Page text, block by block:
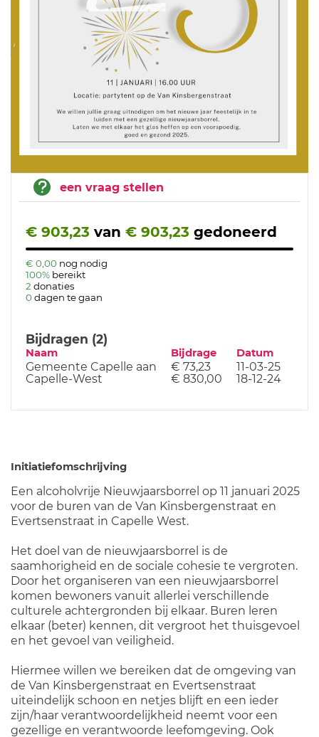
een vraag stellen
€ 903,23 van € 903,23 gedoneerd
€ 0,00 nog nodig
100% bereikt
2 donaties
0 dagen te gaan
Bijdragen (2)
Naam Bijdrage Datum
Gemeente Capelle aan € 73,23
11-03-25
Capelle-West
€ 830,00 18-12-24
Initiatiefomschrijving
Een alcoholvrije Nieuwjaarsborrel op 11 januari 2025
voor de buren van de Van Kinsbergenstraat en
Evertsenstraat in Capelle West.
Het doel van de nieuwjaarsborrel is de
saamhorigheid en de sociale cohesie te vergroten.
Door het organiseren van een nieuwjaarsborrel
komen bewoners vanuit allerlei verschillende
culturele achtergronden bij elkaar. Buren leren
elkaar (beter) kennen, dit vergroot het thuisgevoel
en het gevoel van veiligheid.
Hiermee willen we bereiken dat de omgeving van
de Van Kinsbergenstraat en Evertsenstraat
uiteindelijk schoon en netjes blijft en een ieder
zijn/haar verantwoordelijkheid neemt voor een
gezellige en verantwoorde leefomgeving. Ook